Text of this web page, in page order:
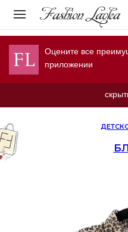
Оцените все
приложении